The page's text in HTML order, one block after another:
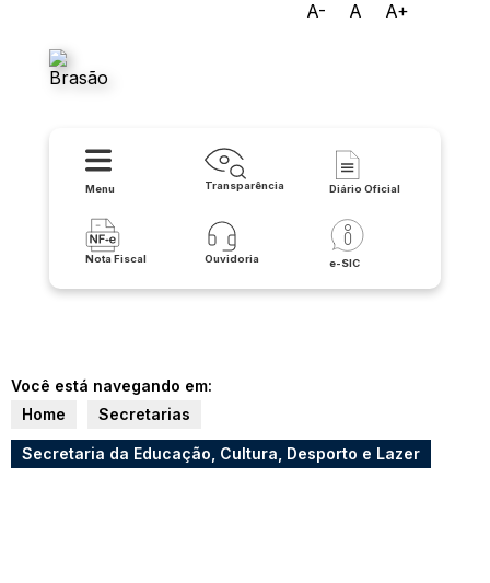
A- A A+
Menu Transparência Diário Oficial
Nota Fiscal Ouvidoria e-SIC
Você está navegando em:
Home
Secretarias
Secretaria da Educação, Cultura, Desporto e Lazer